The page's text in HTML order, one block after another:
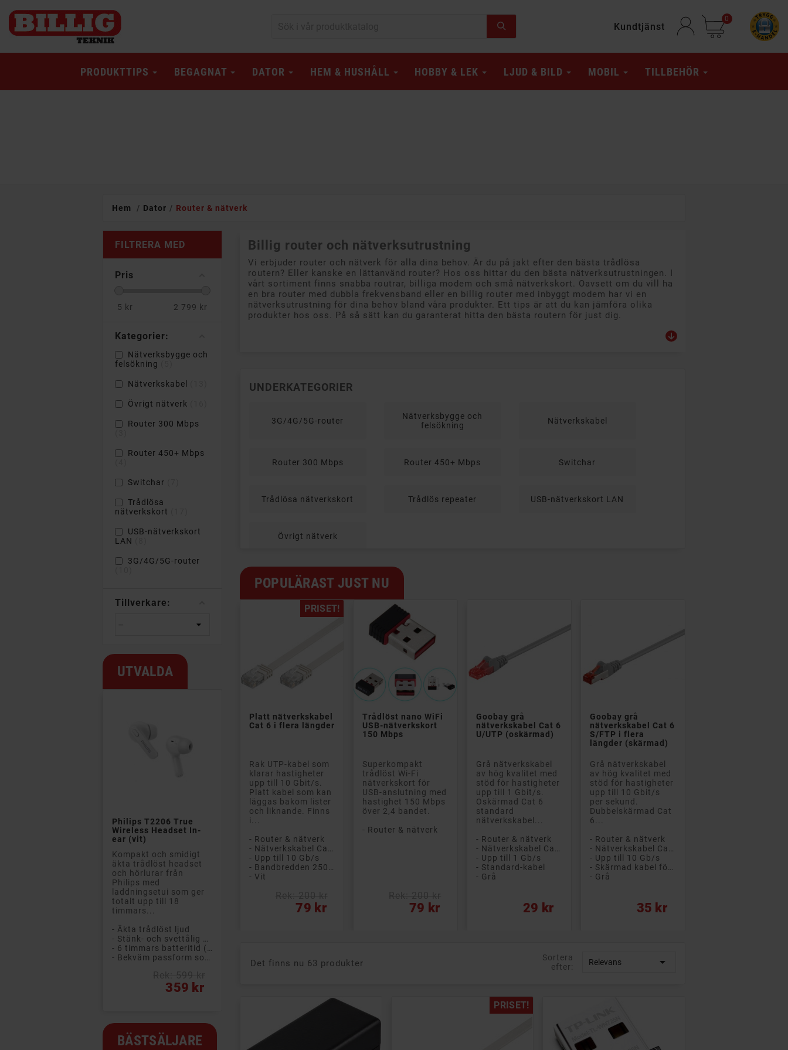
Kundtjänst
0
PRODUKTTIPS BEGAGNAT DATOR HEM & HUSHÅLL HOBBY & LEK LJUD & BILD MOBIL TILLBEHÖR
Hem Dator Router & nätverk
FILTRERA MED
Pris
5 kr 2 799 kr
Kategorier:
Nätverksbygge och
felsökning
Nätverkskabel
Övrigt nätverk
Router 300 Mbps
Router 450+ Mbps
Switchar
Trådlösa
nätverkskort
USB-nätverkskort
LAN
3G/4G/5G-router
Tillverkare:
UTVALDA
Philips T2206 True
Wireless Headset In-
ear (vit)
Kompakt och smidigt
äkta trådlöst headset
och hörlurar från
Philips med
laddningsetui som ger
totalt upp till 18
timmars...
- Äkta trådlöst ljud
359 kr
BÄSTSÄLJARE
Billig router och nätverksutrustning
Vi erbjuder router och nätverk för alla dina behov. Är du på jakt efter den bästa trådlösa
routern? Eller kanske en lättanvänd router? Hos oss hittar du den bästa nätverksutrustningen. I
vårt sortiment finns snabba routrar, billiga modem och små nätverkskort. Oavsett om du vill ha
en bra router med dubbla frekvensband eller en billig router med inbyggt modem har vi en
nätverksutrustning för dina behov bland våra produkter. Ett tips är att du kan jämföra olika
produkter hos oss. På så sätt kan du garanterat hitta den bästa routern för just dig.
UNDERKATEGORIER
3G/4G/5G-router
Nätverksbygge och
felsökning
Nätverkskabel
Router 300 Mbps Router 450+ Mbps Switchar
Trådlösa nätverkskort Trådlös repeater USB-nätverkskort LAN
Övrigt nätverk
POPULÄRAST JUST NU
PRISET!
Platt nätverkskabel
Cat 6 i flera längder
Rak UTP-kabel som
klarar hastigheter
upp till 10 Gbit/s.
Platt kabel som kan
läggas bakom lister
och liknande. Finns
i...
- Router & nätverk
- Upp till 10 Gb/s
- Vit
79 kr
Trådlöst nano WiFi
USB-nätverkskort
150 Mbps
Superkompakt
trådlöst Wi-Fi
nätverkskort för
USB-anslutning med
hastighet 150 Mbps
över 2,4 bandet.
- Router & nätverk
79 kr

Goobay grå
nätverkskabel Cat 6
U/UTP (oskärmad)
Grå nätverkskabel
av hög kvalitet med
stöd för hastigheter
upp till 1 Gbit/s.
Oskärmad Cat 6
standard
nätverkskabel...
- Router & nätverk
- Upp till 1 Gb/s
- Standard-kabel
- Grå
29 kr
Goobay grå
nätverkskabel Cat 6
S/FTP i flera
längder (skärmad)
Grå nätverkskabel
av hög kvalitet med
stöd för hastigheter
upp till 10 Gbit/s
per sekund.
Dubbelskärmad Cat
6...
- Router & nätverk
- Upp till 10 Gb/s
- Grå
35 kr
Det finns nu 63 produkter
Sortera
efter:
Relevans 
PRISET!